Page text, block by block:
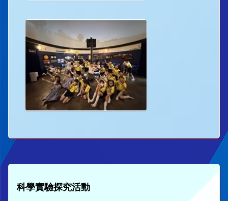
科學實驗探究活動